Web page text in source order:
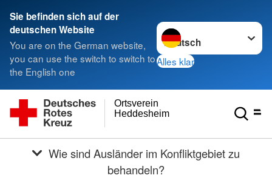
Sie befinden sich auf der
deutschen Website
You are on the German website,
you can use the switch to switch to
the English one
Sprache wechseln zu
Alles klar
Heddesheim
Ortsverein
behandeln?